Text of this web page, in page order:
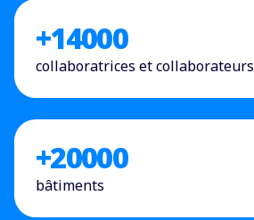
+14000
collaboratrices et collaborateurs
+20000
bâtiments